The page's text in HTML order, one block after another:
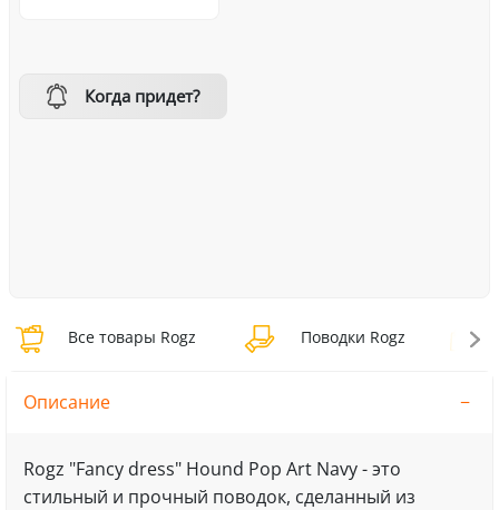
Когда придет?
Все товары Rogz Поводки Rogz
Описание
Rogz "Fancy dress" Hound Pop Art Navy - это
стильный и прочный поводок, сделанный из